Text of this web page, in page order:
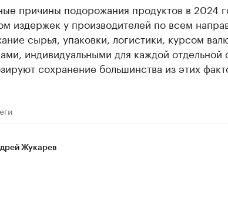
причины подорожания продуктов в 2024
издержек у производителей по всем
сырья, упаковки, логистики, курсом
индивидуальными для каждой отдельной
сохранение большинства из этих
Жукарев